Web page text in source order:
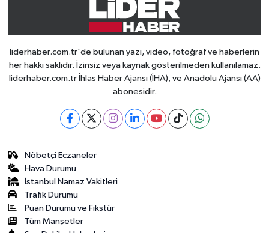
liderhaber.com.tr'de bulunan yazı, video, fotoğraf ve haberlerin
her hakkı saklıdır. İzinsiz veya kaynak gösterilmeden kullanılamaz.
liderhaber.com.tr İhlas Haber Ajansı (İHA), ve Anadolu Ajansı (AA)
abonesidir.
Nöbetçi Eczaneler
Hava Durumu
İstanbul Namaz Vakitleri
Trafik Durumu
Puan Durumu ve Fikstür
Tüm Manşetler